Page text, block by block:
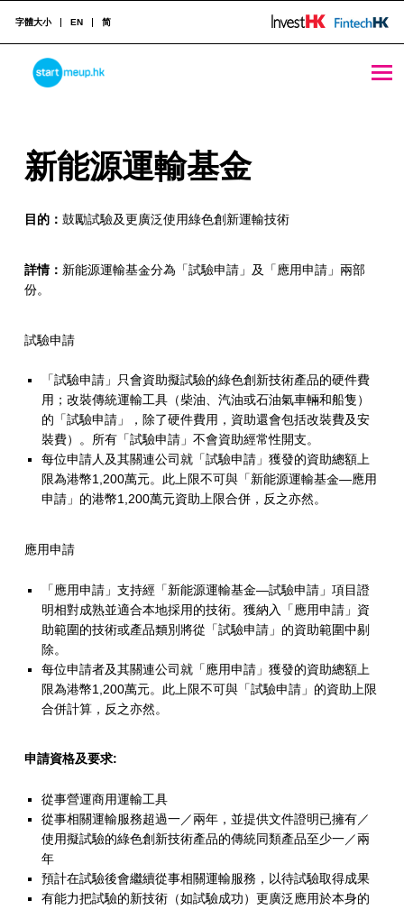
新能源運輸基金 - StartmeupHK
STARTMEUPHK
STARTMEUPHK FESTIVAL IS THE LEADING STARTUP AND INNOVATION CONFERENCE EVENT IN HONG KONG
字體大小 EN 简
新
源
運
輸
基
新能源運輸基金
目的： 鼓勵試驗及更廣泛使用綠色創新運輸技術
詳情： 新能源運輸基金分為「試驗申請」及「應用申請」兩部
份。
試驗申請
「試驗申請」只會資助擬試驗的綠色創新技術產品的硬件費
用；改裝傳統運輸工具（柴油、汽油或石油氣車輛和船隻）
的「試驗申請」，除了硬件費用，資助還會包括改裝費及安
裝費）。所有「試驗申請」不會資助經常性開支。
每位申請人及其關連公司就「試驗申請」獲發的資助總額上
限為港幣1,200萬元。此上限不可與「新能源運輸基金—應用
申請」的港幣1,200萬元資助上限合併，反之亦然。
應用申請
「應用申請」支持經「新能源運輸基金—試驗申請」項目證
明相對成熟並適合本地採用的技術。獲納入「應用申請」資
助範圍的技術或產品類別將從「試驗申請」的資助範圍中剔
除。
每位申請者及其關連公司就「應用申請」獲發的資助總額上
限為港幣1,200萬元。此上限不可與「試驗申請」的資助上限
合併計算，反之亦然。
申請資格及要求:
從事營運商用運輸工具
從事相關運輸服務超過一／兩年，並提供文件證明已擁有／
使用擬試驗的綠色創新技術產品的傳統同類產品至少一／兩
年
預計在試驗後會繼續從事相關運輸服務，以待試驗取得成果
有能力把試驗的新技術（如試驗成功）更廣泛應用於本身的